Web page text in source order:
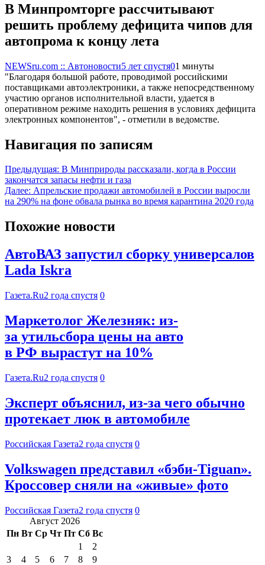
В Минпромторге рассчитывают
решить проблему дефицита чипов для
автопрома к концу лета
NEWSru.com :: Автоновости5 лет спустя01 минуты
"Благодаря большой работе, проводимой российскими
поставщиками автоэлектроники, а также непосредственному
участию органов исполнительной власти, удается в
оперативном режиме находить решения в условиях дефицита
электронных компонентов", - отметили в ведомстве.
Навигация по записям
Предыдущая: В Минприроды рассказали, когда в России
закончатся запасы нефти и газа
Далее: Апрельские продажи автомобилей в России выросли
на 290% на фоне обвала рынка во время карантина 2020 года
Похожие новости
АвтоВАЗ запустил сборку универсалов
Lada Iskra
Газета.Ru2 года спустя 0
Маркетолог Железняк: из-
за утильсбора цены на авто
в РФ вырастут на 10%
Газета.Ru2 года спустя 0
Эксперт объяснил, из-за чего обычно
протекает люк в автомобиле
Российская Газета2 года спустя 0
Volkswagen представил «бэби-Tiguan».
Кроссовер сняли на «живые» фото
Российская Газета2 года спустя 0
Август 2026
Пн Вт Ср Чт Пт Сб Вс
1
2
3
4 5 6 7 8
9